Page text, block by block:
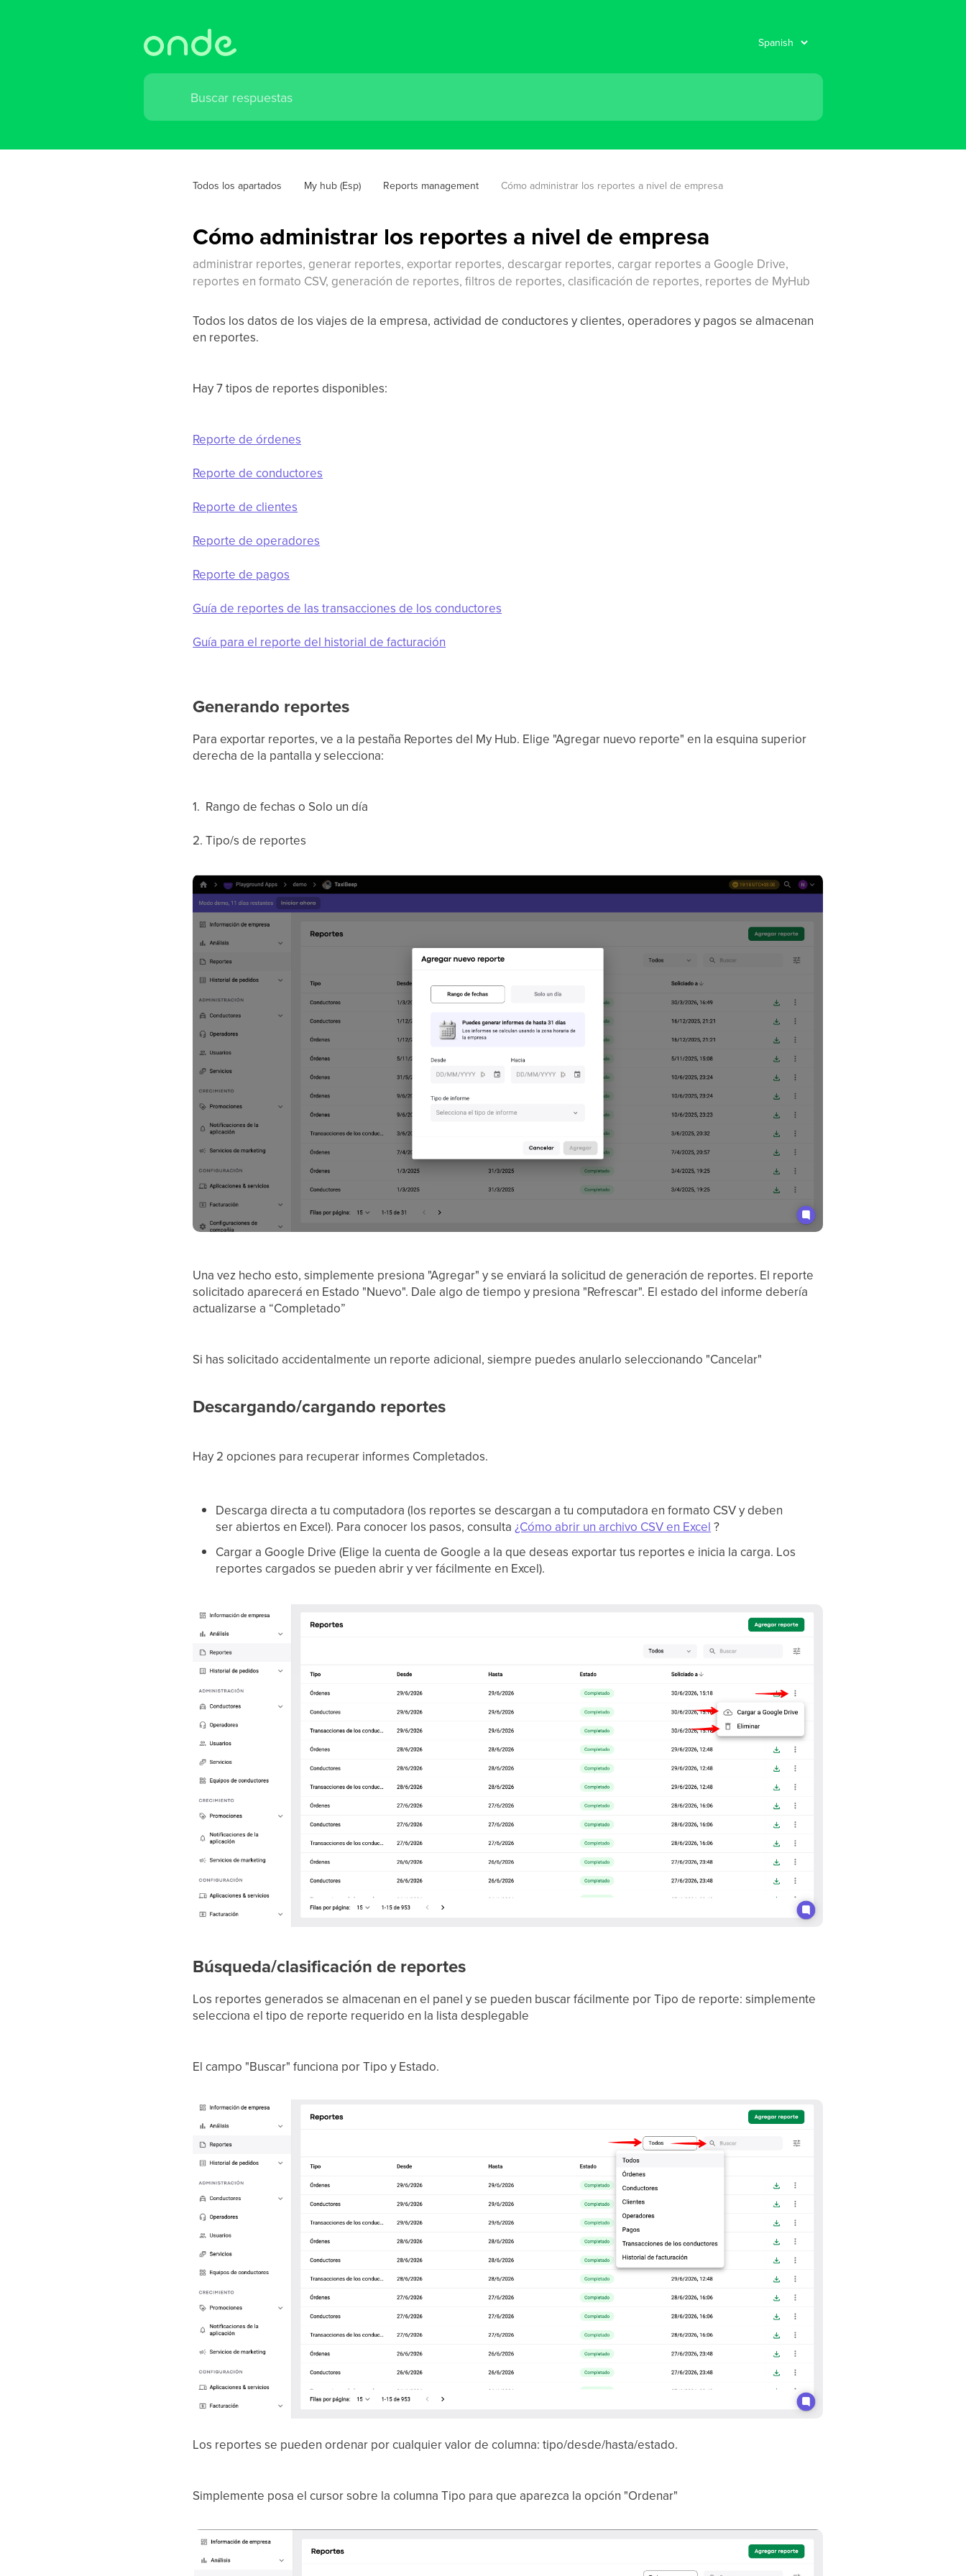
Todos los apartados My hub (Esp) Reports management Cómo administrar los reportes a nivel de empresa
Cómo administrar los reportes a nivel de empresa
administrar reportes, generar reportes, exportar reportes, descargar reportes, cargar reportes a Google Drive,
reportes en formato CSV, generación de reportes, filtros de reportes, clasificación de reportes, reportes de MyHub
Todos los datos de los viajes de la empresa, actividad de conductores y clientes, operadores y pagos se almacenan
en reportes.
Hay 7 tipos de reportes disponibles:
Reporte de órdenes
Reporte de conductores
Reporte de clientes
Reporte de operadores
Reporte de pagos
Guía de reportes de las transacciones de los conductores
Guía para el reporte del historial de facturación
Generando reportes
Para exportar reportes, ve a la pestaña Reportes del My Hub. Elige "Agregar nuevo reporte" en la esquina superior
derecha de la pantalla y selecciona:
1. Rango de fechas o Solo un día
2. Tipo/s de reportes
Una vez hecho esto, simplemente presiona "Agregar" y se enviará la solicitud de generación de reportes. El reporte
solicitado aparecerá en Estado "Nuevo". Dale algo de tiempo y presiona "Refrescar". El estado del informe debería
actualizarse a “Completado”
Si has solicitado accidentalmente un reporte adicional, siempre puedes anularlo seleccionando "Cancelar"
Descargando/cargando reportes
Hay 2 opciones para recuperar informes Completados.
Descarga directa a tu computadora (los reportes se descargan a tu computadora en formato CSV y deben
ser abiertos en Excel). Para conocer los pasos, consulta¿Cómo abrir un archivo CSV en Excel ?
Cargar a Google Drive (Elige la cuenta de Google a la que deseas exportar tus reportes e inicia la carga. Los
reportes cargados se pueden abrir y ver fácilmente en Excel).
Búsqueda/clasificación de reportes
Los reportes generados se almacenan en el panel y se pueden buscar fácilmente por Tipo de reporte: simplemente
selecciona el tipo de reporte requerido en la lista desplegable
El campo "Buscar" funciona por Tipo y Estado.
Los reportes se pueden ordenar por cualquier valor de columna: tipo/desde/hasta/estado.
Simplemente posa el cursor sobre la columna Tipo para que aparezca la opción "Ordenar"